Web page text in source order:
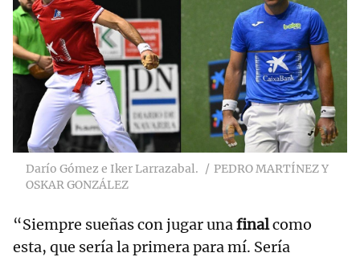
Darío Gómez e Iker Larrazabal.
PEDRO MARTÍNEZ Y
OSKAR GONZÁLEZ
“Siempre sueñas con jugar unafinalcomo
esta, que sería la primera para mí. Sería